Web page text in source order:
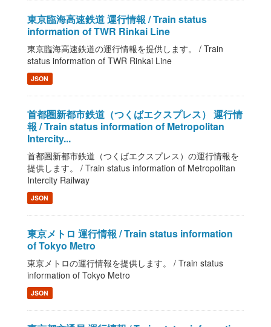
東京臨海高速鉄道 運行情報 / Train status
information of TWR Rinkai Line
東京臨海高速鉄道の運行情報を提供します。 / Train
status information of TWR Rinkai Line
JSON
首都圏新都市鉄道（つくばエクスプレス） 運行情
報 / Train status information of Metropolitan
Intercity...
首都圏新都市鉄道（つくばエクスプレス）の運行情報を
提供します。 / Train status information of Metropolitan
Intercity Railway
JSON
東京メトロ 運行情報 / Train status information
of Tokyo Metro
東京メトロの運行情報を提供します。 / Train status
information of Tokyo Metro
JSON